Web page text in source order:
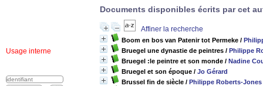
Documents disponibles écrits par cet
Affiner la recherche
Boom en bos van Patenir tot Permeke /
Bruegel une dynastie de peintres / Philippe
Bruegel :le peintre et son monde / Nadine
Bruegel et son époque / Jo Gérard
Brussel fin de siècle / Philippe Roberts-Jones
Usage interne